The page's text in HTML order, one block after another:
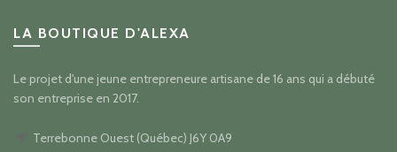
LA BOUTIQUE D'ALEXA
Le projet d'une jeune entrepreneure artisane de 16 ans qui a débuté
son entreprise en 2017.
Terrebonne Ouest (Québec) J6Y 0A9